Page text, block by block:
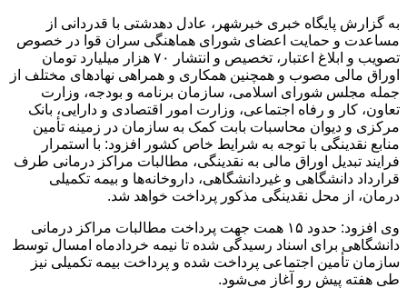
به گزارش پایگاه خبری خبرشهر، عادل دهدشتی با قدردانی از
مساعدت و حمایت اعضای شورای هماهنگی سران قوا در خصوص
تصویب و ابلاغ اعتبار، تخصیص و انتشار ۷۰ هزار میلیارد تومان
اوراق مالی مصوب و همچنین همکاری و همراهی نهادهای مختلف از
جمله مجلس شورای اسلامی، سازمان برنامه و بودجه، وزارت
تعاون، کار و رفاه اجتماعی، وزارت امور اقتصادی و دارایی، بانک
مرکزی و دیوان محاسبات بابت کمک به سازمان در زمینه تأمین
منابع نقدینگی با توجه به شرایط خاص کشور افزود: با استمرار
فرایند تبدیل اوراق مالی به نقدینگی، مطالبات مراکز درمانی طرف
قرارداد دانشگاهی و غیردانشگاهی، داروخانه‌ها و بیمه تکمیلی
درمان، از محل نقدینگی مذکور پرداخت خواهد شد.
وی افزود: حدود ۱۵ همت جهت پرداخت مطالبات مراکز درمانی
دانشگاهی برای اسناد رسیدگی شده تا نیمه خردادماه امسال توسط
سازمان تأمین اجتماعی پرداخت شده و پرداخت بیمه تکمیلی نیز
طی هفته پیش رو آغاز می‌شود.